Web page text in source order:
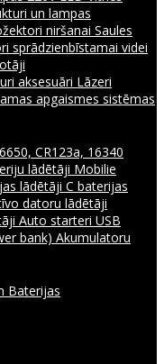
un lampas
niršanai Saules
sprādzienbīstamai videi
aksesuāri Lāzeri
apgaismes sistēmas
CR123a, 16340
lādētāji Mobilie
lādētāji C baterijas
datoru lādētāji
Auto starteri USB
bank) Akumulatoru
Baterijas